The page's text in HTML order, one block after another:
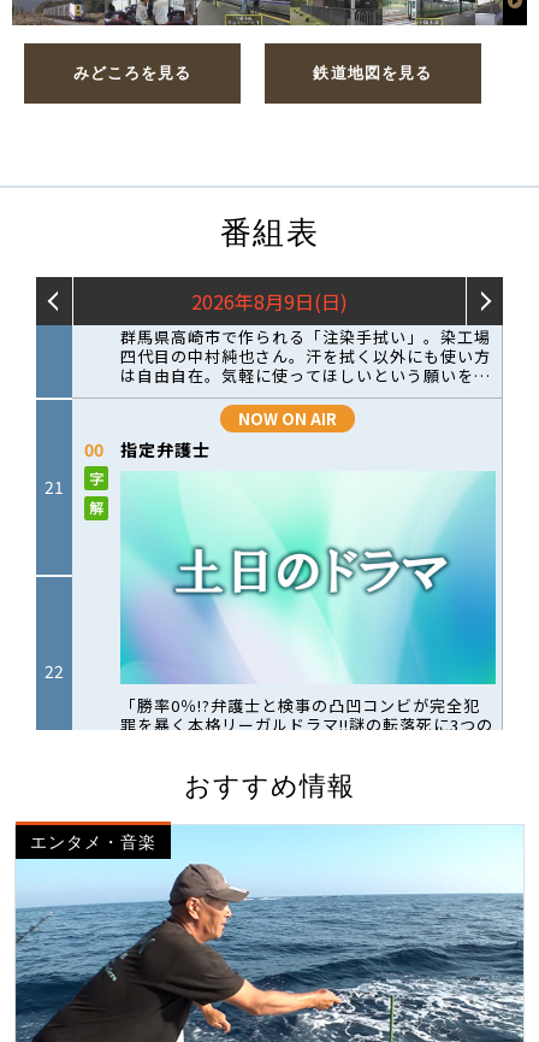
みどころを見る 鉄道地図を見る
番組表
おすすめ情報
エンタメ・音楽